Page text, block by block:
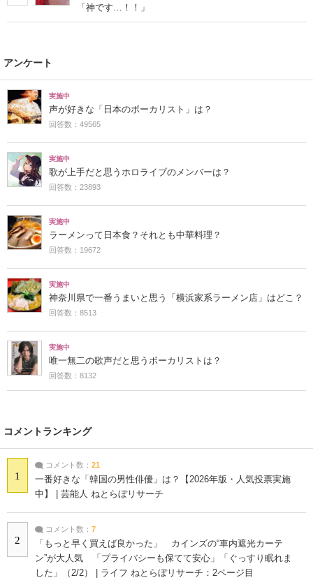
「神です…！！」
アンケート
実施中
声が好きな「日本のボーカリスト」は？
回答数：49565
実施中
歌が上手だと思うホロライブのメンバーは？
回答数：23893
実施中
ラーメンって日本食？それとも中華料理？
回答数：19672
実施中
神奈川県で一番うまいと思う「横浜家系ラーメン店」はどこ？
回答数：8513
実施中
唯一無二の歌声だと思うボーカリストは？
回答数：8132
コメントランキング
1
コメント数： 21
一番好きな「韓国の男性俳優」は？【2026年版・人気投票実施
中】 | 芸能人 ねとらぼリサーチ
2
コメント数： 7
「もっと早く買えば良かった」 カインズの“車内遮光カーテ
ン”が大人気 「プライバシーも保てて安心」「ぐっすり眠れま
した」（2/2） | ライフ ねとらぼリサーチ：2ページ目